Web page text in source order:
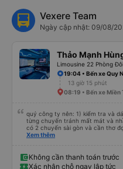
Vexere Team
Ngày cập nhật: 09/08/
Thảo Mạnh
Limousine 22 Phòng Đôi
19:04 • Bến xe Quy
13 giờ 15 phút
08:19 • Bến xe Miền
quý công ty nên: 1) kiểm tra và dán tem hành lý cho khách theo màu của
từng chuyến tránh mất mát và
có 2 chuyến sài gòn và cần thơ đợi
thân thiết của quý công ty nên
thì chắc chắn quy công ty là nhà
nhơn. rất cảm ơn quý anh chị em cty cũng như chị Thảo đã lắng nghe và
Xem thêm
Không cần thanh toán trước
Xác nhận chỗ ngay lập tức